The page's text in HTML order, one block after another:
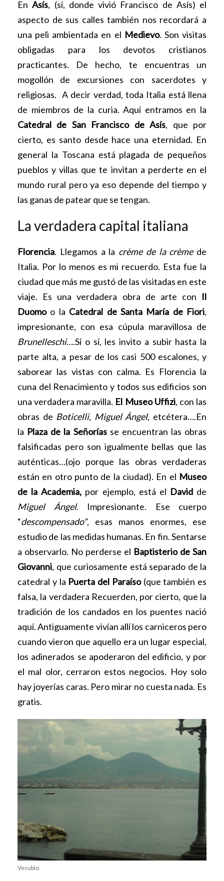
EnAsís, (sí, donde vivió Francisco de Asís) el
aspecto de sus calles también nos recordará a
una peli ambientada en el Medievo. Son visitas
obligadas para los devotos cristianos
practicantes. De hecho, te encuentras un
mogollón de excursiones con sacerdotes y
religiosas. A decir verdad, toda Italia está llena
de miembros de la curia. Aquí entramos en la
Catedral de San Francisco de Asís, que por
cierto, es santo desde hace una eternidad. En
general la Toscana está plagada de pequeños
pueblos y villas que te invitan a perderte en el
mundo rural pero ya eso depende del tiempo y
las ganas de patear que se tengan.
La verdadera capital italiana
Florencia. Llegamos a la crème de la crèmede
Italia. Por lo menos es mi recuerdo. Esta fue la
ciudad que más me gustó de las visitadas en este
viaje. Es una verdadera obra de arte con Il
Duomoo la Catedral de Santa María de Fiori,
impresionante, con esa cúpula maravillosa de
Brunelleschi….Sí o sí, les invito a subir hasta la
parte alta, a pesar de los casi 500 escalones, y
saborear las vistas con calma. Es Florencia la
cuna del Renacimiento y todos sus edificios son
una verdadera maravilla. El Museo Uffizi, con las
obras de Boticelli, Miguel Ángel, etcétera….En
la Plaza de la Señorías se encuentran las obras
falsificadas pero son igualmente bellas que las
auténticas…(ojo porque las obras verdaderas
están en otro punto de la ciudad). En el Museo
de la Academia, por ejemplo, está el Davidde
Miguel Ángel. Impresionante. Ese cuerpo
“descompensado”, esas manos enormes, ese
estudio de las medidas humanas. En fin. Sentarse
a observarlo. No perderse el Baptisterio de San
Giovanni, que curiosamente está separado de la
catedral y la Puerta del Paraíso(que también es
falsa, la verdadera Recuerden, por cierto, que la
tradición de los candados en los puentes nació
aquí. Antiguamente vivían allí los carniceros pero
cuando vieron que aquello era un lugar especial,
los adinerados se apoderaron del edificio, y por
el mal olor, cerraron estos negocios. Hoy solo
hay joyerías caras. Pero mirar no cuesta nada. Es
gratis.
Vesubio